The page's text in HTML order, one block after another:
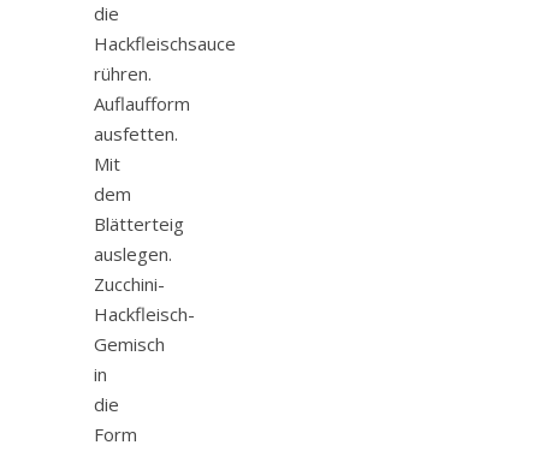
die
Hackfleischsauce
rühren.
Auflaufform
ausfetten.
Mit
dem
Blätterteig
auslegen.
Zucchini-
Hackfleisch-
Gemisch
in
die
Form